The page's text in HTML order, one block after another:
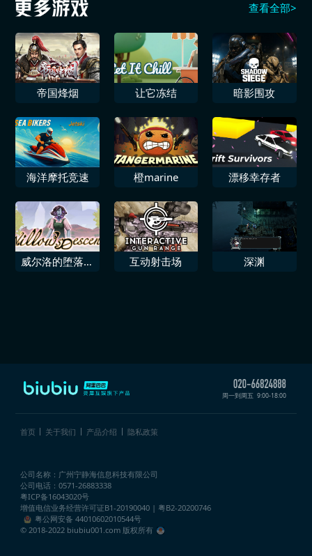
查看全部>
帝国烽烟 让它冻结 暗影围攻
海洋摩托竞速 橙marine 漂移幸存者
威尔洛的堕落进
互动射击场 深渊
周一到周五 9:00-18:00
首页 关于我们 产品介绍 隐私政策
公司名称：广州宁静海信息科技有限公司
公司电话：0571-26883338
粤ICP备16043020号
增值电信业务经营许可证B1-20190040 | 粤B2-20200746
粤公网安备 44010602010544号
© 2018-2022 biubiu001.com 版权所有